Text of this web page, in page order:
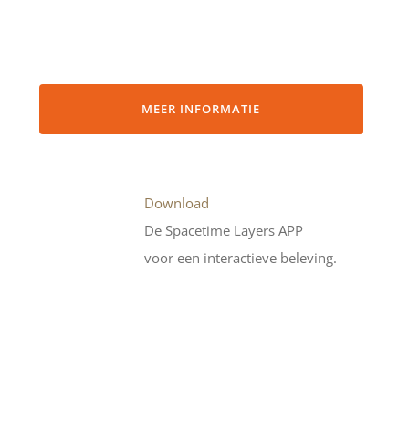
MEER INFORMATIE
Download
De Spacetime Layers APP
voor een interactieve beleving.